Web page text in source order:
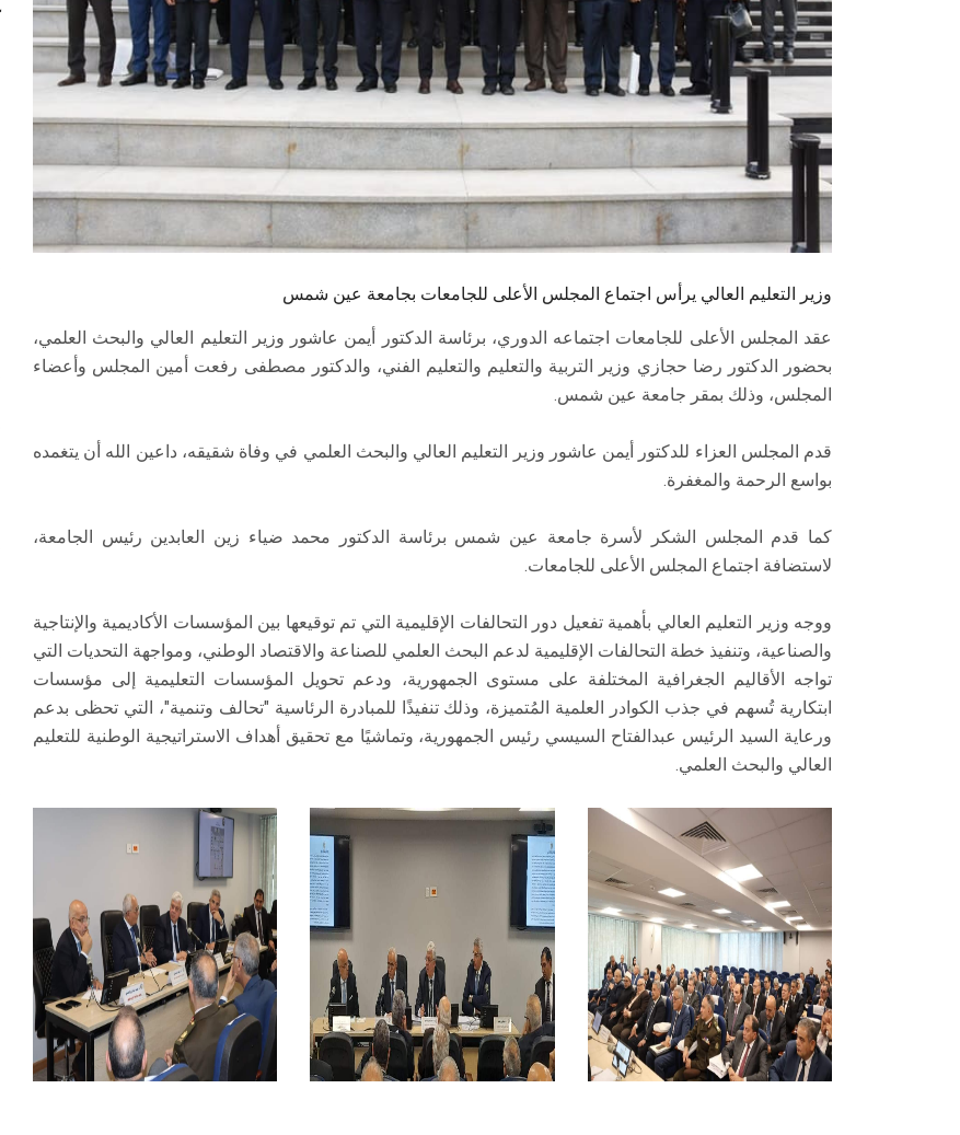
وزير التعليم العالي يرأس اجتماع المجلس الأعلى للجامعات بجامعة عين شمس
عقد المجلس الأعلى للجامعات اجتماعه الدوري، برئاسة الدكتور أيمن عاشور وزير التعليم العالي والبحث العلمي،
بحضور الدكتور رضا حجازي وزير التربية والتعليم والتعليم الفني، والدكتور مصطفى رفعت أمين المجلس وأعضاء
المجلس، وذلك بمقر جامعة عين شمس.
قدم المجلس العزاء للدكتور أيمن عاشور وزير التعليم العالي والبحث العلمي في وفاة شقيقه، داعين الله أن يتغمده
بواسع الرحمة والمغفرة.
كما قدم المجلس الشكر لأسرة جامعة عين شمس برئاسة الدكتور محمد ضياء زين العابدين رئيس الجامعة،
لاستضافة اجتماع المجلس الأعلى للجامعات.
ووجه وزير التعليم العالي بأهمية تفعيل دور التحالفات الإقليمية التي تم توقيعها بين المؤسسات الأكاديمية والإنتاجية
والصناعية، وتنفيذ خطة التحالفات الإقليمية لدعم البحث العلمي للصناعة والاقتصاد الوطني، ومواجهة التحديات التي
تواجه الأقاليم الجغرافية المختلفة على مستوى الجمهورية، ودعم تحويل المؤسسات التعليمية إلى مؤسسات
ابتكارية تُسهم في جذب الكوادر العلمية المُتميزة، وذلك تنفيذًا للمبادرة الرئاسية "تحالف وتنمية"، التي تحظى بدعم
ورعاية السيد الرئيس عبدالفتاح السيسي رئيس الجمهورية، وتماشيًا مع تحقيق أهداف الاستراتيجية الوطنية للتعليم
العالي والبحث العلمي.